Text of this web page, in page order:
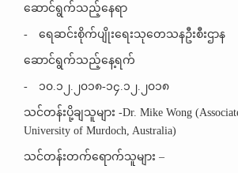
ဆောင်ရွက်သည့်နေရာ
- ရေဆင်းစိုက်ပျိုးရေးသုတေသနဦးစီးဌာန
ဆောင်ရွက်သည့်နေ့ရက်
- ၁၀.၁၂.၂၀၁၈-၁၄.၁၂.၂၀၁၈
သင်တန်းပို့ချသူများ -Dr. Mike Wong
University of Murdoch, Australia)
သင်တန်းတက်ရောက်သူများ –